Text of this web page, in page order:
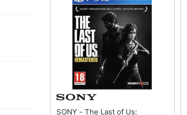
SONY - The Last of Us: